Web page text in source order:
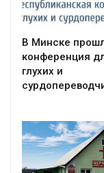
В Минске
конференция
глухих и